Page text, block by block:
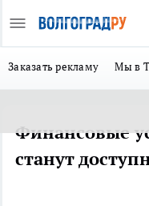
Заказать рекламу Мы в
Финансовые
станут